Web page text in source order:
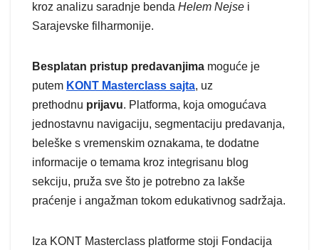
kroz analizu saradnje benda Helem Nejse i
Sarajevske filharmonije.
Besplatan pristup predavanjima moguće je
putem KONT Masterclass sajta, uz
prethodnu prijavu. Platforma, koja omogućava
jednostavnu navigaciju, segmentaciju predavanja,
beleške s vremenskim oznakama, te dodatne
informacije o temama kroz integrisanu blog
sekciju, pruža sve što je potrebno za lakše
praćenje i angažman tokom edukativnog sadržaja.
Iza KONT Masterclass platforme stoji Fondacija